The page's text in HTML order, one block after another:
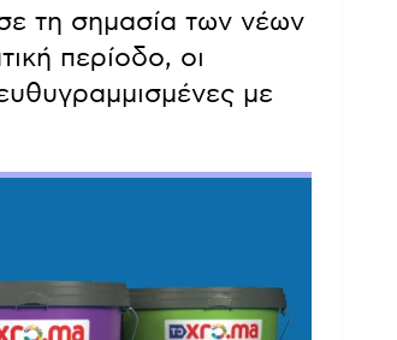
τη σημασία των νέων
περίοδο, οι
με